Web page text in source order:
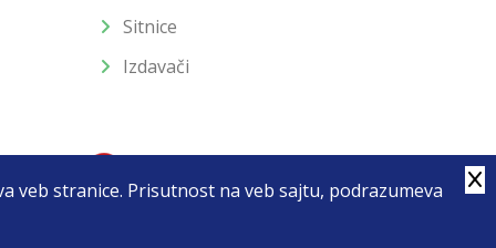
veb stranice. Prisutnost na veb sajtu, podrazumeva
Sitnice
Izdavači